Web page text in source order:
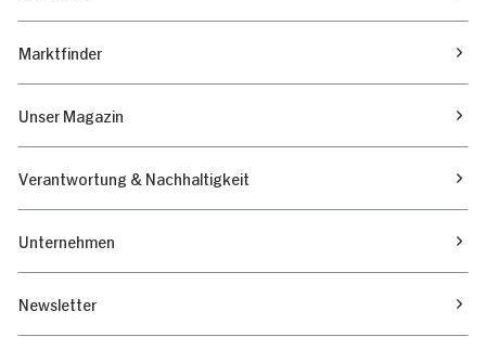
Marktfinder
Unser Magazin
Verantwortung & Nachhaltigkeit
Unternehmen
Newsletter